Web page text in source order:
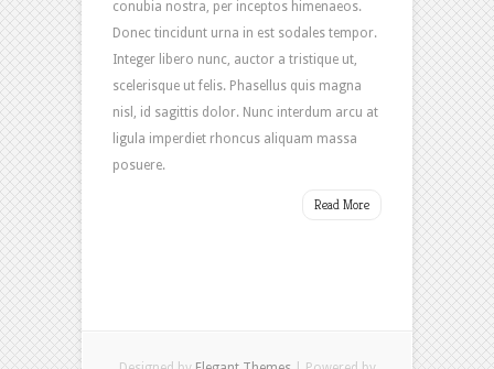
conubia nostra, per inceptos himenaeos.
Donec tincidunt urna in est sodales tempor.
Integer libero nunc, auctor a tristique ut,
scelerisque ut felis. Phasellus quis magna
nisl, id sagittis dolor. Nunc interdum arcu at
ligula imperdiet rhoncus aliquam massa
posuere.
Read More